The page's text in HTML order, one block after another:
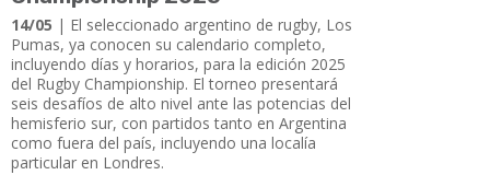
14/05 | El seleccionado argentino de rugby, Los
Pumas, ya conocen su calendario completo,
incluyendo días y horarios, para la edición 2025
del Rugby Championship. El torneo presentará
seis desafíos de alto nivel ante las potencias del
hemisferio sur, con partidos tanto en Argentina
como fuera del país, incluyendo una localía
particular en Londres.